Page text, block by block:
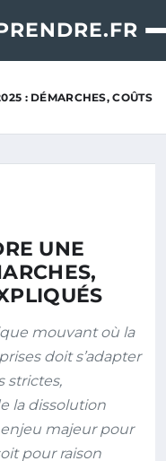
: DÉMARCHES, COÛTS
UNE
mouvant où la
doit s’adapter
strictes,
la dissolution
majeur pour
pour raison